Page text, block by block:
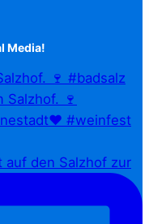
Media!
🍷 #badsalz
auf den Salzhof zur